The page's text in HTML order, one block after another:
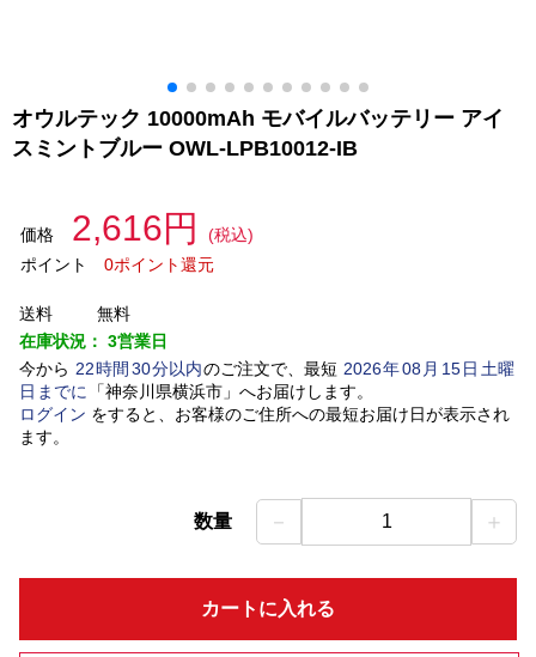
オウルテック 10000mAh モバイルバッテリー アイ
スミントブルー OWL-LPB10012-IB
価格 2,616円
(税込)
ポイント
0ポイント還元
送料
無料
在庫状況： 3営業日
今から 22時間 30分以内のご注文で、最短 2026年08 月 15日土曜
日 までに 「神奈川県横浜市」 へお届けします。
ログイン をすると、お客様のご住所への最短お届け日が表示され
ます。
数量 － 1 ＋
カートに入れる